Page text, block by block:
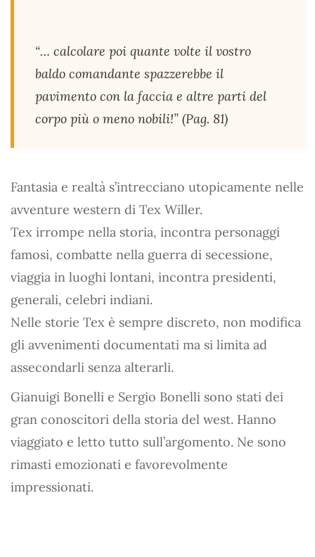
“… calcolare poi quante volte il vostro
baldo comandante spazzerebbe il
pavimento con la faccia e altre parti del
corpo più o meno nobili!” (Pag. 81)
Fantasia e realtà s’intrecciano utopicamente nelle
avventure western di Tex Willer.
Tex irrompe nella storia, incontra personaggi
famosi, combatte nella guerra di secessione,
viaggia in luoghi lontani, incontra presidenti,
generali, celebri indiani.
Nelle storie Tex è sempre discreto, non modifica
gli avvenimenti documentati ma si limita ad
assecondarli senza alterarli.
Gianuigi Bonelli e Sergio Bonelli sono stati dei
gran conoscitori della storia del west. Hanno
viaggiato e letto tutto sull’argomento. Ne sono
rimasti emozionati e favorevolmente
impressionati.